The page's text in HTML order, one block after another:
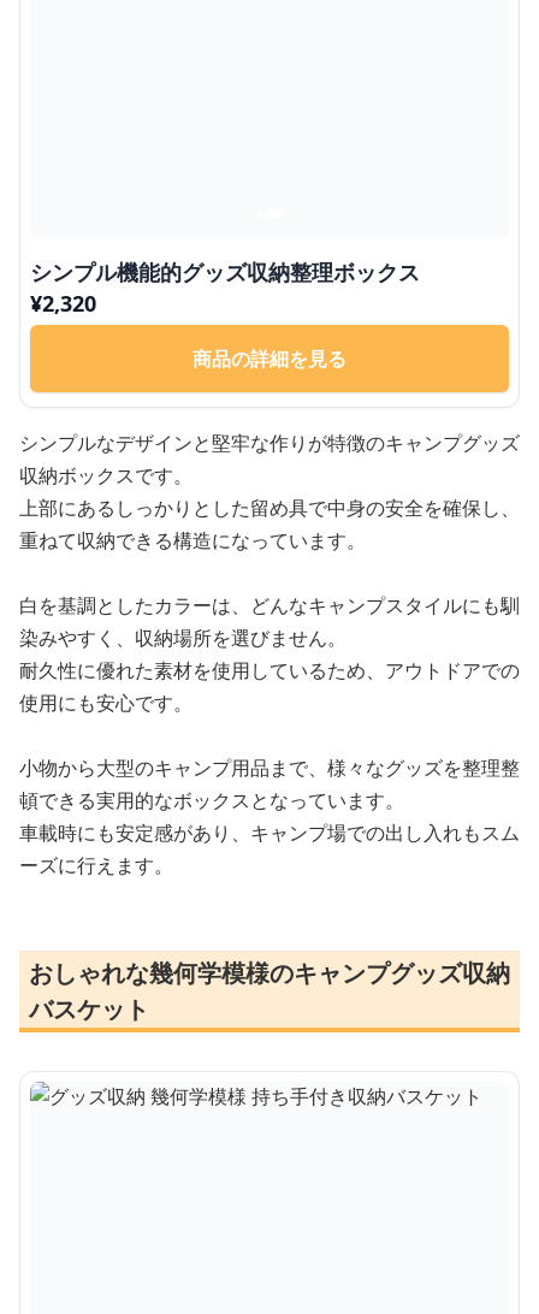
シンプル機能的グッズ収納整理ボックス
¥2,320
商品の詳細を見る
シンプルなデザインと堅牢な作りが特徴のキャンプグッズ
収納ボックスです。
上部にあるしっかりとした留め具で中身の安全を確保し、
重ねて収納できる構造になっています。
白を基調としたカラーは、どんなキャンプスタイルにも馴
染みやすく、収納場所を選びません。
耐久性に優れた素材を使用しているため、アウトドアでの
使用にも安心です。
小物から大型のキャンプ用品まで、様々なグッズを整理整
頓できる実用的なボックスとなっています。
車載時にも安定感があり、キャンプ場での出し入れもスム
ーズに行えます。
おしゃれな幾何学模様のキャンプグッズ収納
バスケット